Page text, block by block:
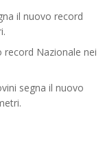
il nuovo record
record Nazionale nei
segna il nuovo